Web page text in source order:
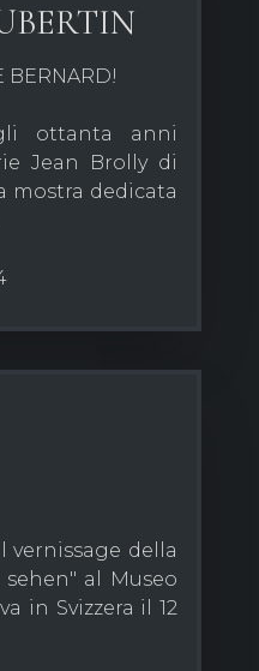
BERNARD!
ottanta anni
Jean Brolly di
mostra dedicata
della
al Museo
in Svizzera il 12